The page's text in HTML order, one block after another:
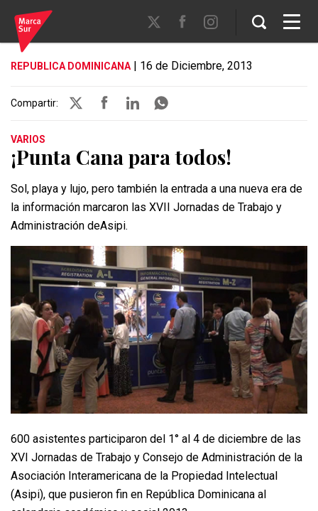
REPUBLICA DOMINICANA| 16 de Diciembre, 2013
Compartir:
VARIOS
¡Punta Cana para todos!
Sol, playa y lujo, pero también la entrada a una nueva era de
la información marcaron las XVII Jornadas de Trabajo y
Administración deAsipi.
600 asistentes participaron del 1° al 4 de diciembre de las
XVI Jornadas de Trabajo y Consejo de Administración de la
Asociación Interamericana de la Propiedad Intelectual
(Asipi), que pusieron fin en República Dominicana al